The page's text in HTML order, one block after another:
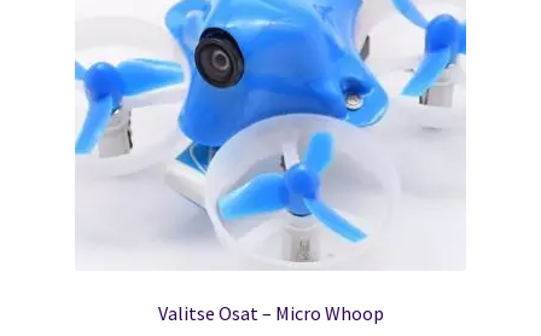
Valitse Osat – Micro Whoop